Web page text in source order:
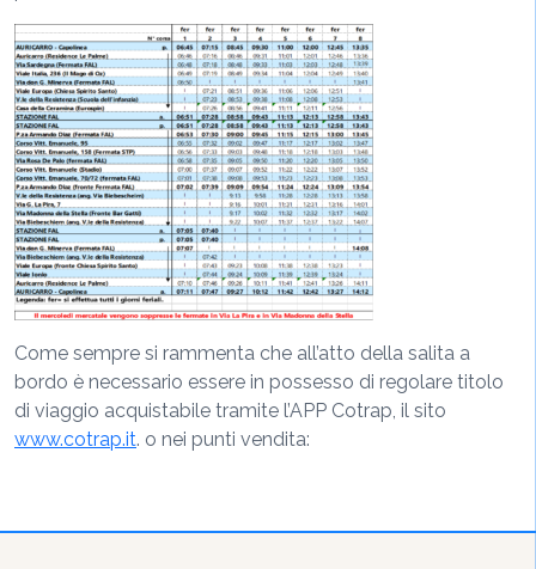
Come sempre si rammenta che all’atto della salita a
bordo è necessario essere in possesso di regolare titolo
di viaggio acquistabile tramite l’APP Cotrap, il sito
www.cotrap.it. o nei punti vendita: